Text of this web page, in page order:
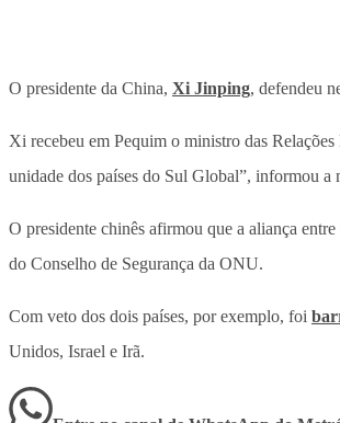
O presidente da China, Xi Jinping, defendeu
Xi recebeu em Pequim o ministro das
unidade dos países do Sul Global”, informou a
O presidente chinês afirmou que a aliança
do Conselho de Segurança da ONU.
Com veto dos dois países, por exemplo, foi
Unidos, Israel e Irã.